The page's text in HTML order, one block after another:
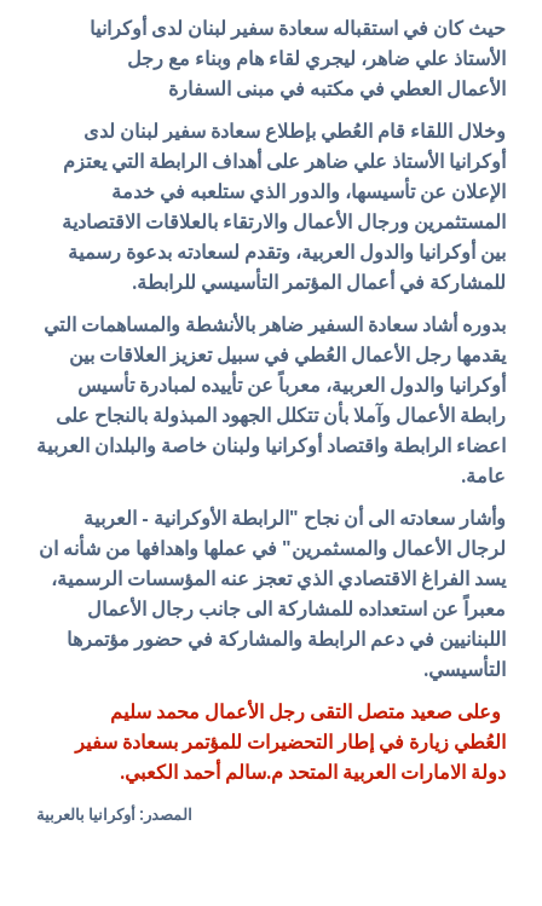
حيث كان في استقباله سعادة سفير لبنان لدى أوكرانيا
الأستاذ علي ضاهر، ليجري لقاء هام وبناء مع رجل
الأعمال العطي في مكتبه في مبنى السفارة
وخلال اللقاء قام العُطي بإطلاع سعادة سفير لبنان لدى
أوكرانيا الأستاذ علي ضاهر على أهداف الرابطة التي يعتزم
الإعلان عن تأسيسها، والدور الذي ستلعبه في خدمة
المستثمرين ورجال الأعمال والارتقاء بالعلاقات الاقتصادية
بين أوكرانيا والدول العربية، وتقدم لسعادته بدعوة رسمية
للمشاركة في أعمال المؤتمر التأسيسي للرابطة.
بدوره أشاد سعادة السفير ضاهر بالأنشطة والمساهمات التي
يقدمها رجل الأعمال العُطي في سبيل تعزيز العلاقات بين
أوكرانيا والدول العربية، معرباً عن تأييده لمبادرة تأسيس
رابطة الأعمال وآملا بأن تتكلل الجهود المبذولة بالنجاح على
اعضاء الرابطة واقتصاد أوكرانيا ولبنان خاصة والبلدان العربية
عامة.
وأشار سعادته الى أن نجاح "الرابطة الأوكرانية - العربية
لرجال الأعمال والمسثمرين" في عملها واهدافها من شأنه ان
يسد الفراغ الاقتصادي الذي تعجز عنه المؤسسات الرسمية،
معبراً عن استعداده للمشاركة الى جانب رجال الأعمال
اللبنانيين في دعم الرابطة والمشاركة في حضور مؤتمرها
التأسيسي.
وعلى صعيد متصل التقى رجل الأعمال محمد سليم
العُطي زيارة في إطار التحضيرات للمؤتمر بسعادة سفير
دولة الامارات العربية المتحد م.سالم أحمد الكعبي.
المصدر: أوكرانيا بالعربية